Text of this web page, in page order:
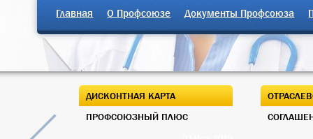
Главная О Профсоюзе Документы Профсоюза
ДИСКОНТНАЯ КАРТА
ПРОФСОЮЗНЫЙ ПЛЮС